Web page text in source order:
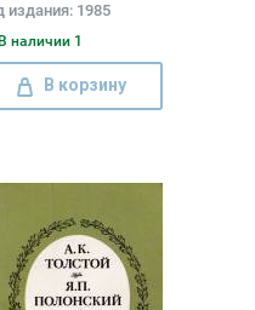
издания: 1985
наличии 1
В корзину